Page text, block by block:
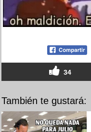
34
También te gustará: